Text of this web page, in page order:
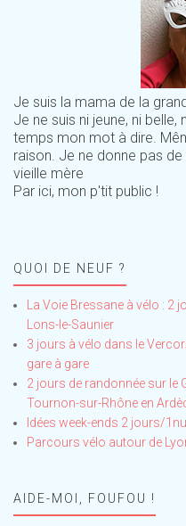
Je suis la mama de la
Je ne suis ni jeune, ni
temps mon mot à dire.
raison. Je ne donne pas
vieille mère
Par ici, mon p'tit public !
QUOI DE NEUF ?
La Voie Bressane à vélo : 2
Lons-le-Saunier
3 jours à vélo dans le
gare à gare
2 jours de randonnée sur le
Tournon-sur-Rhône en
Idées week-ends 2 jours/
Parcours vélo autour de
AIDE-MOI, FOUFOU !